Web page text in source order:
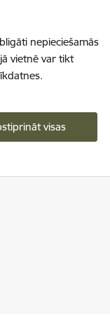
nepieciešamās
vietnē var tikt
visas